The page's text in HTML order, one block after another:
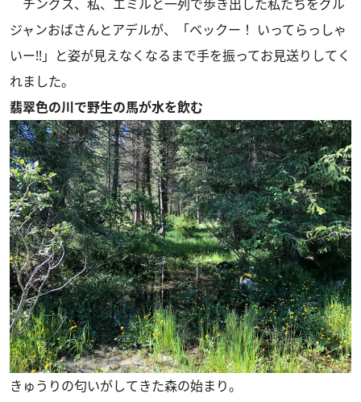
チングス、私、エミルと一列で歩き出した私たちをグル
ジャンおばさんとアデルが、「ベックー！ いってらっしゃ
いー!!」と姿が見えなくなるまで手を振ってお見送りしてく
れました。
翡翠色の川で野生の馬が水を飲む
きゅうりの匂いがしてきた森の始まり。